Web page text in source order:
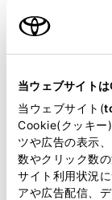
当ウェブサイト
当ウェブサイト(
Cookie(クッキー
ツや広告の表示
数やクリック数
サイト利用状況
アや広告配信、
装備・仕様
基本装備